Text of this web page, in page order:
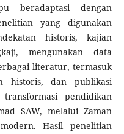
beradaptasi dengan
yang digunakan
historis, kajian
mengunakan data
literatur, termasuk
historis, dan publikasi
pendidikan
SAW, melalui Zaman
Hasil penelitian